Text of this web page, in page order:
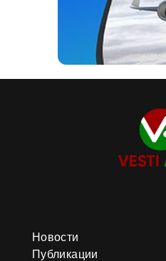
Новости
Публикации